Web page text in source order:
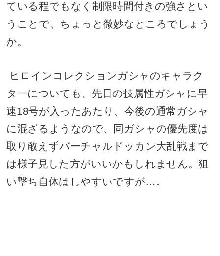
ている程でもなく制限時間付きの強さとい
うことで、ちょっと微妙なところでしょう
か。
ヒロインコレクションガシャのキャラク
ターについても、先日の技属性ガシャに早
速18号が入ったあたり、今後の通常ガシャ
に混ざるようなので、同ガシャの優先度は
取り敢えずバーチャルドッカン大乱戦まで
は様子見した方がいいかもしれません。狙
い撃ち自体はしやすいですが…。